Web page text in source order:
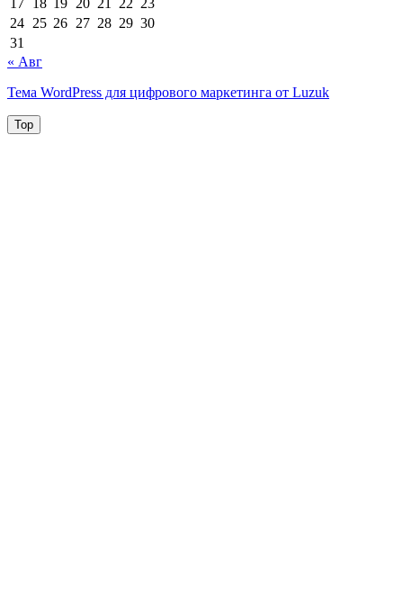
17 18 19 20 21 22 23
24 25 26 27 28 29 30
31
« Авг
Тема WordPress для цифрового маркетинга от Luzuk
Top